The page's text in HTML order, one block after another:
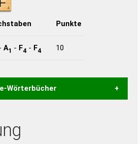
Punkte
A1 - F4 - F4 10
Wörterbücher
gute Anhaltspunkte zu
und Wortform, um die